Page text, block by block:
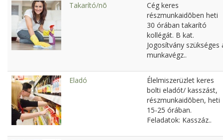
Takarító/nõ
Cég keres
részmunkaidõben heti
30 órában takarító
kollégát. B kat.
Jogosítvány szükséges
munkavégz..
Eladó
Élelmiszerüzlet keres
bolti eladót/ kasszást,
részmunkaidõben, heti
15-25 órában.
Feladatok: Kasszáz..